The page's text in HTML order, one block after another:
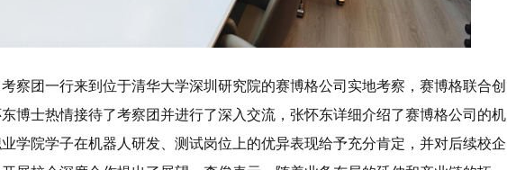
察团一行来到位于清华大学深圳研究院的赛博格公司实地考察，赛博格联合创
博士热情接待了考察团并进行了深入交流，张怀东详细介绍了赛博格公司的机
学院学子在机器人研发、测试岗位上的优异表现给予充分肯定，并对后续校企